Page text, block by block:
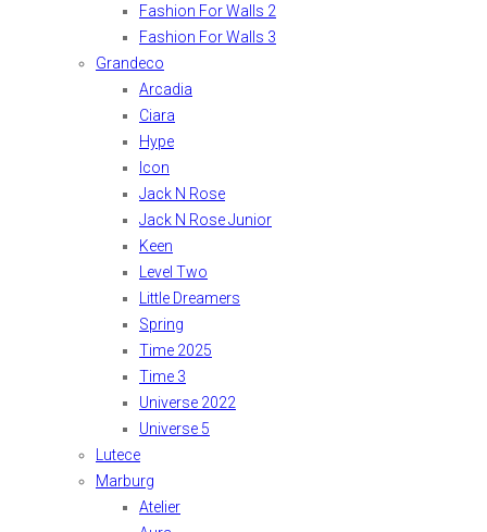
Fashion For Walls 2
Fashion For Walls 3
Grandeco
Arcadia
Ciara
Hype
Icon
Jack N Rose
Jack N Rose Junior
Keen
Level Two
Little Dreamers
Spring
Time 2025
Time 3
Universe 2022
Universe 5
Lutece
Marburg
Atelier